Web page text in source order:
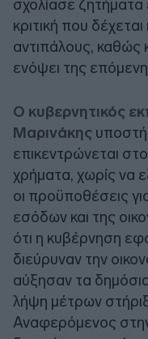
σχολίασε ζητήματα
κριτική που
αντιπάλους, καθώς
ενόψει της
Ο κυβερνητικός
Μαρινάκης
επικεντρώνεται
χρήματα, χωρίς να
οι προϋποθέσεις
εσόδων και της
ότι η κυβέρνηση
διεύρυναν την
αύξησαν τα
λήψη μέτρων
Αναφερόμενος